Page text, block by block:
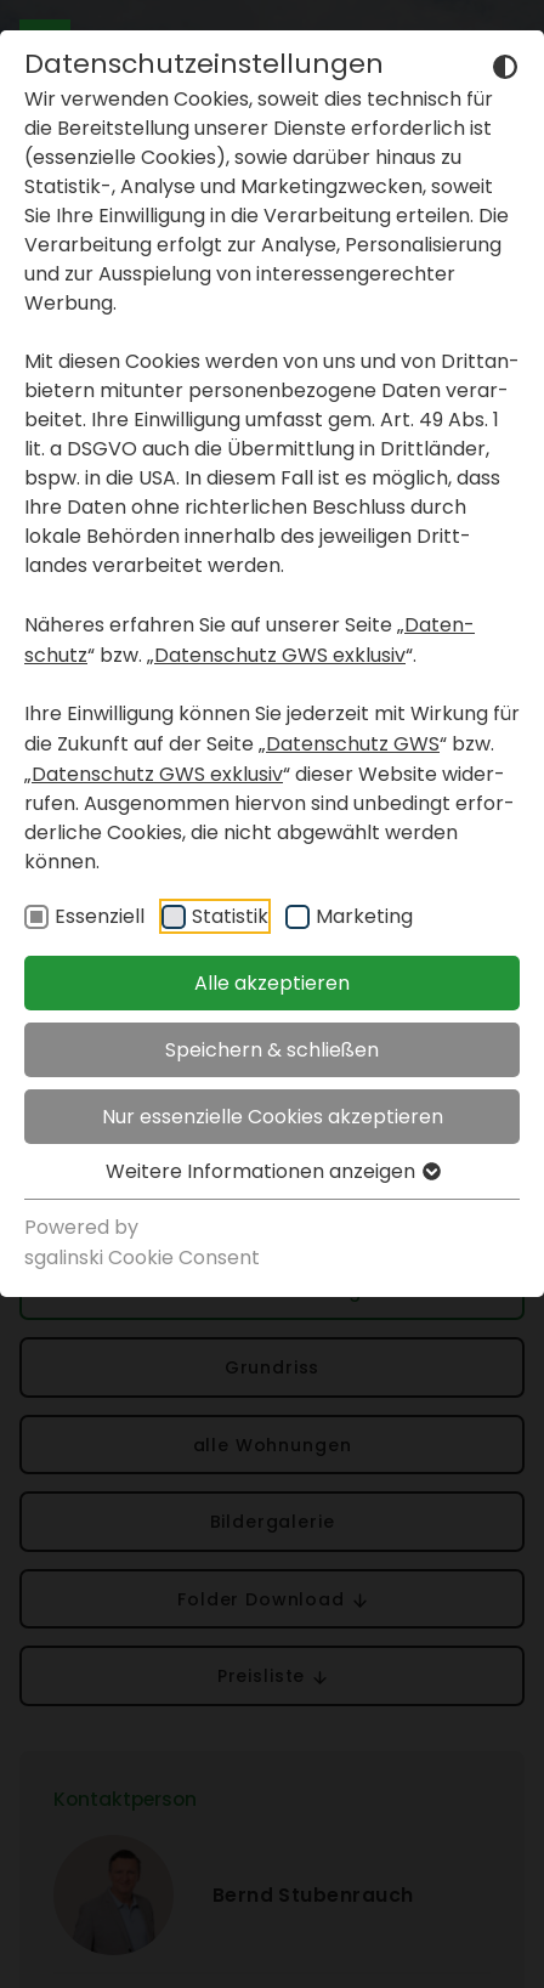
Datenschutzeinstellungen
Wir verwenden Cookies, soweit dies tech­nisch für
die Bereit­stel­lung unserer Dienste erfor­der­lich ist
(essen­zi­elle Cookies), sowie darüber hinaus zu
Statistik-, Analyse und Marke­ting­zwe­cken, soweit
Sie Ihre Einwil­li­gung in die Verar­bei­tung erteilen. Die
Verar­bei­tung erfolgt zur Analyse, Perso­na­li­sie­rung
und zur Ausspie­lung von inter­es­sen­ge­rechter
Werbung.
Mit diesen Cookies werden von uns und von Dritt­an­
bie­tern mitunter perso­nen­be­zo­gene Daten verar­
beitet. Ihre Einwil­li­gung umfasst gem. Art. 49 Abs. 1
lit. a DSGVO auch die Übermitt­lung in Dritt­länder,
bspw. in die USA. In diesem Fall ist es möglich, dass
Ihre Daten ohne rich­ter­li­chen Beschluss durch
lokale Behörden inner­halb des jewei­ligen Dritt­
landes verar­beitet werden.
Näheres erfahren Sie auf unserer Seite „Daten­
schutz“ bzw. „Daten­schutz GWS exklusiv“.
Ihre Einwil­li­gung können Sie jeder­zeit mit Wirkung für
die Zukunft auf der Seite „Daten­schutz GWS“ bzw.
„Daten­schutz GWS exklusiv“ dieser Website wider­
rufen. Ausge­nommen hiervon sind unbe­dingt erfor­
der­liche Cookies, die nicht abge­wählt werden
können.
Essen­ziell
Statistik Marke­ting
Alle akzeptieren
Speichern & schließen
Nur essenzielle Cookies akzeptieren
Weitere Infor­ma­tionen anzeigen
Powered by
sgal­inski Cookie Consent
oder ausblenden
oder ausblenden
oder ausblenden
< Kurz­fristig bezieh­bare Wohnungen
< Wohn­pro­jekte in Bau
Fried­rich-Ritter-Weg 16-
Haus 4 / Top 18
frei­fi­nan­zierte Eigen­tums­
< zurück
Objekt merken
Kurz­fristig bezieh­bare Wohnungen
Feld­kir­chen bei Graz, Fried­rich-Ritter-Weg
Kauf­preis
€ 164.563,00
Grund­riss
alle Wohnungen
Bilder­ga­lerie
Folder Down­load
Preis­liste
Kontakt­person
Bernd Stuben­rauch